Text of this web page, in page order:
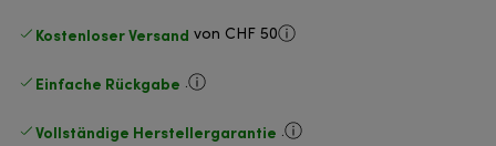
Kostenloser Versand von CHF 50
Einfache Rückgabe .
Vollständige Herstellergarantie .